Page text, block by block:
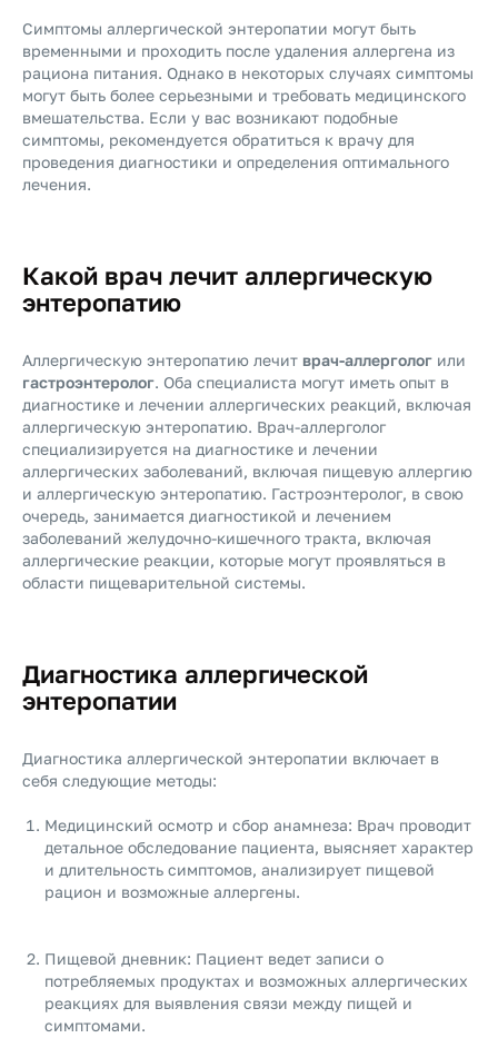
Симптомы аллергической энтеропатии могут быть
временными и проходить после удаления аллергена из
рациона питания. Однако в некоторых случаях симптомы
могут быть более серьезными и требовать медицинского
вмешательства. Если у вас возникают подобные
симптомы, рекомендуется обратиться к врачу для
проведения диагностики и определения оптимального
лечения.
Какой врач лечит аллергическую
энтеропатию
Аллергическую энтеропатию лечит врач-аллерголог или
гастроэнтеролог. Оба специалиста могут иметь опыт в
диагностике и лечении аллергических реакций, включая
аллергическую энтеропатию. Врач-аллерголог
специализируется на диагностике и лечении
аллергических заболеваний, включая пищевую аллергию
и аллергическую энтеропатию. Гастроэнтеролог, в свою
очередь, занимается диагностикой и лечением
заболеваний желудочно-кишечного тракта, включая
аллергические реакции, которые могут проявляться в
области пищеварительной системы.
Диагностика аллергической
энтеропатии
Диагностика аллергической энтеропатии включает в
себя следующие методы:
Медицинский осмотр и сбор анамнеза: Врач проводит
детальное обследование пациента, выясняет характер
и длительность симптомов, анализирует пищевой
рацион и возможные аллергены.
Пищевой дневник: Пациент ведет записи о
потребляемых продуктах и возможных аллергических
реакциях для выявления связи между пищей и
симптомами.